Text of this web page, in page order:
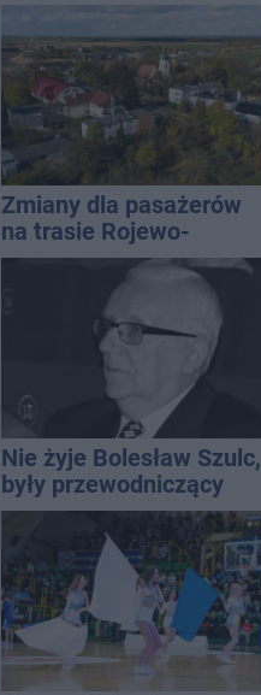
Zmiany dla pasażerów
na trasie Rojewo-
Inowrocław
Nie żyje Bolesław Szulc,
były przewodniczący
Rady Miejskiej i
wieloletni dyrektor SP
14